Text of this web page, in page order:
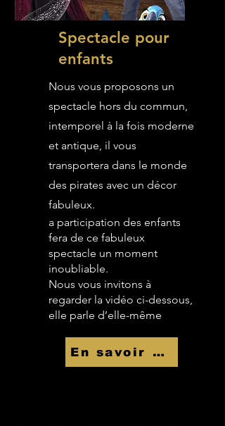
Spectacle pour
enfants
Nous vous proposons un
spectacle hors du commun,
intemporel à la fois moderne
et antique, il vous
transportera dans le monde
des pirates avec un décor
fabuleux.
a participation des enfants
fera de ce fabuleux
spectacle un moment
inoubliable.
Nous vous invitons à
regarder la vidéo ci-dessous,
elle parle d’elle-même
En savoir Plus